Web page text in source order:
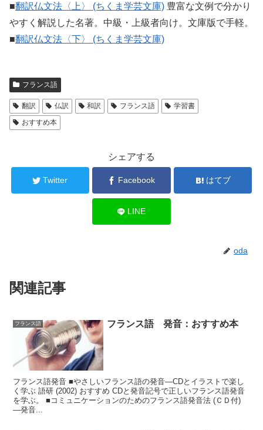
■翻訳仏文法〈上〉 (ちくま学芸文庫) 豊富な文例で分かり
やすく解説した名著。中級・上級者向け。文庫版で手軽。
■翻訳仏文法〈下〉 (ちくま学芸文庫)
フランス語
翻訳 仏訳 和訳 フランス語
学習書
おすすめ本
シェアする
Twitter Facebook はてブ
LINE
oda
関連記事
フランス語 フランス語 発音：おすすめ本
フランス語発音 ■やさしいフランス語の発音―CDとイラストで楽し
く学ぶ 語研 (2002) おすすめ CDと発音記号で正しいフランス語発音
を学ぶ。 ■コミュニケーションのためのフランス語発音法 (ＣＤ付)
―発音...